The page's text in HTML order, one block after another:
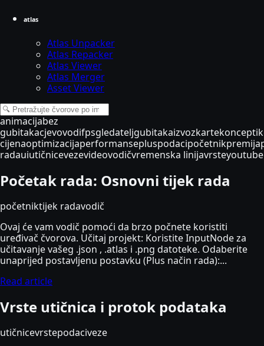
atlas
Atlas Unpacker
Atlas Repacker
Atlas Viewer
Atlas Merger
Asset Viewer
animacijabez
gubitakacjevovodifpsgledateljgubitakaizvozkartekoncepti
cijenaoptimizacijaperformansepluspodacipočetnikpremija
radauiutičnicevezevideovodičvremenska linijavrsteyoutube
Početak rada: Osnovni tijek rada
početniktijek radavodič
Ovaj će vam vodič pomoći da brzo počnete koristiti
uređivač čvorova. Učitaj projekt: Koristite InputNode za
učitavanje vašeg .json , .atlas i .png datoteke. Odaberite
unaprijed postavljenu postavku (Plus način rada):...
Read article
Vrste utičnica i protok podataka
utičnicevrstepodaciveze